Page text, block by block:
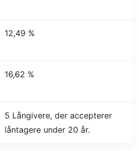
12,49 %
16,62 %
5 Långivere, der accepterer
låntagere under 20 år.